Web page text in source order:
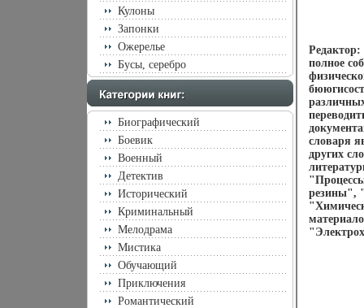
Кулоны
Запонки
Ожерелье
Бусы, серебро
Биографический
Боевик
Военный
Детектив
Исторический
Криминальный
Мелодрама
Мистика
Обучающий
Приключения
Романтический
Редактор:
полное
словаря
других
резины",